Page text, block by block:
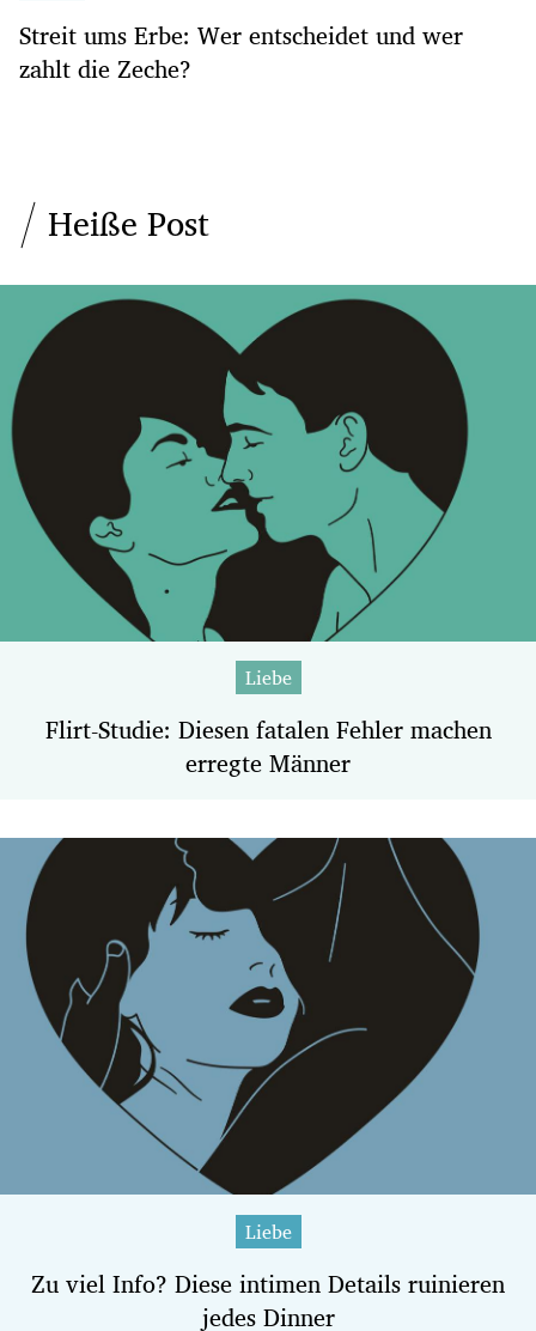
Streit ums Erbe: Wer entscheidet und wer
zahlt die Zeche?
Heiße Post
Liebe
Flirt-Studie: Diesen fatalen Fehler machen
erregte Männer
Liebe
Zu viel Info? Diese intimen Details ruinieren
jedes Dinner